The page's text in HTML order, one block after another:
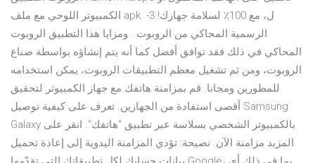
الكمبيوتر اللوحي مع ملف apk. ل، مع 100٪ لسلامة جهازك! 3-
الرسمية المحاكي من الروبوت . ومزايا هذا التطبيق الروبوت
المحاكي في ذلك فقد توافق أفضل كما أنه يتم إنشاؤه بواسطة صناع
الروبوت، ومن ثم تشغيل معظم التطبيقات الروبوت، يمكن استخدامه
للمطورين ومجانا. قم بمزامنة هاتفك مع جهاز الكمبيوتر لتحقيق
أقصى استفادة من الجهازين. تعرف على كيفية توصيل Samsung
Galaxy بالكمبيوتر الشخصي بسلاسة عبر تطبيق "هاتفك". انقر على
المزيد مزامنة الآن. نصيحة: تؤدي المزامنة اليدوية إلى إعادة تحميل